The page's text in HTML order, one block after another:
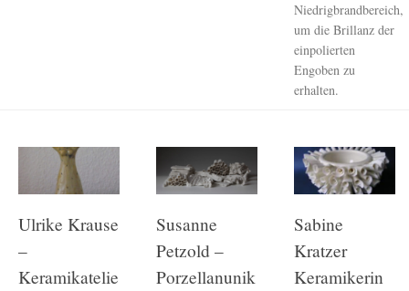
Niedrigbrandbereich,
um die Brillanz der
einpolierten
Engoben zu
erhalten.
Ulrike Krause
–
Keramikatelie
Susanne
Petzold –
Porzellanunik
Sabine
Kratzer
Keramikerin